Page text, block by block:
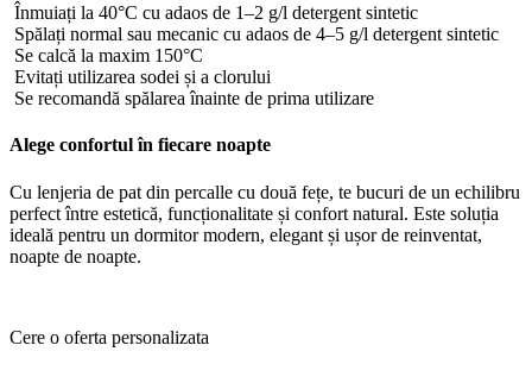
Înmuiați la 40°C cu adaos de 1–2 g/l detergent sintetic
Spălați normal sau mecanic cu adaos de 4–5 g/l detergent sintetic
Se calcă la maxim 150°C
Evitați utilizarea sodei și a clorului
Se recomandă spălarea înainte de prima utilizare
Alege confortul în fiecare noapte
Cu lenjeria de pat din percalle cu două fețe, te bucuri de un echilibru
perfect între estetică, funcționalitate și confort natural. Este soluția
ideală pentru un dormitor modern, elegant și ușor de reinventat,
noapte de noapte.
Cere o oferta personalizata